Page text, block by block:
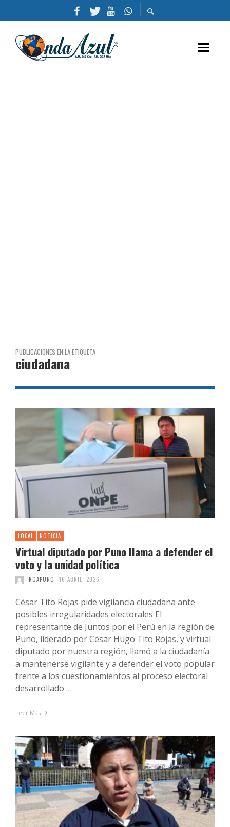
PUBLICACIONES EN LA ETIQUETA
ciudadana
LOCAL NOTICIA
Virtual diputado por Puno llama a defender el
voto y la unidad política
ROAPUNO 16 ABRIL, 2026
César Tito Rojas pide vigilancia ciudadana ante
posibles irregularidades electorales El
representante de Juntos por el Perú en la región de
Puno, liderado por César Hugo Tito Rojas, y virtual
diputado por nuestra región, llamó a la ciudadanía
a mantenerse vigilante y a defender el voto popular
frente a los cuestionamientos al proceso electoral
desarrollado …
Leer Más